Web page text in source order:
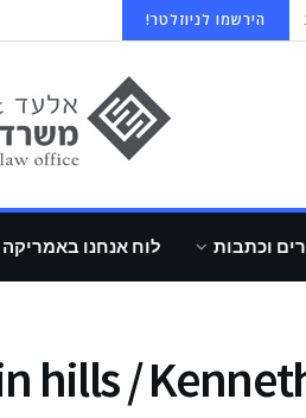
הירשמו לניוזלטר!
וכתבות לוח אנחנו באמריקה